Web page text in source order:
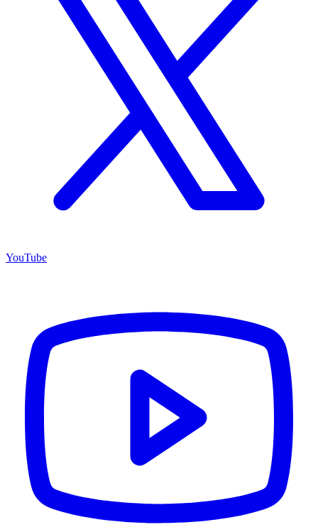
YouTube